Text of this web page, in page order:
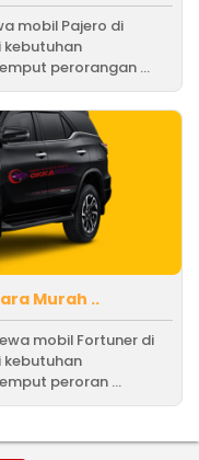
mobil Pajero di
kebutuhan
perorangan ...
Murah ..
mobil Fortuner di
kebutuhan
peroran ...